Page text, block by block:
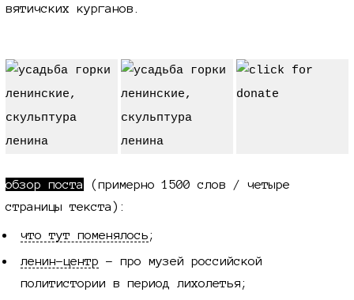
вятичских курганов.
обзор поста (примерно1500 слов / четыре
страницы текста):
что тут поменялось;
ленин-центр - про музей российской
политистории в период лихолетья;